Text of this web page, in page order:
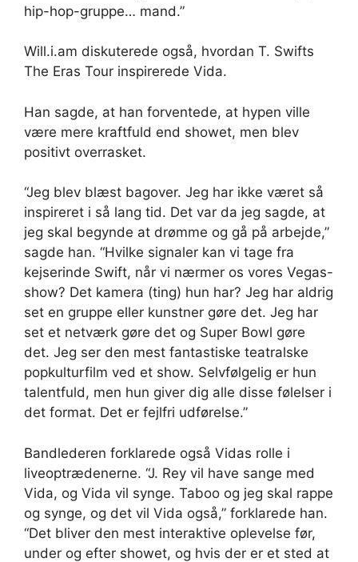
hip-hop-gruppe… mand.”
Will.i.am diskuterede også, hvordan T. Swifts
The Eras Tour inspirerede Vida.
Han sagde, at han forventede, at hypen ville
være mere kraftfuld end showet, men blev
positivt overrasket.
“Jeg blev blæst bagover. Jeg har ikke været så
inspireret i så lang tid. Det var da jeg sagde, at
jeg skal begynde at drømme og gå på arbejde,”
sagde han. “Hvilke signaler kan vi tage fra
kejserinde Swift, når vi nærmer os vores Vegas-
show? Det kamera (ting) hun har? Jeg har aldrig
set en gruppe eller kunstner gøre det. Jeg har
set et netværk gøre det og Super Bowl gøre
det. Jeg ser den mest fantastiske teatralske
popkulturfilm ved et show. Selvfølgelig er hun
talentfuld, men hun giver dig alle disse følelser i
det format. Det er fejlfri udførelse.”
Bandlederen forklarede også Vidas rolle i
liveoptrædenerne. “J. Rey vil have sange med
Vida, og Vida vil synge. Taboo og jeg skal rappe
og synge, og det vil Vida også,” forklarede han.
“Det bliver den mest interaktive oplevelse før,
under og efter showet, og hvis der er et sted at